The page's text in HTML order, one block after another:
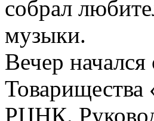
собрал
музыки.
Вечер
РЦНК.